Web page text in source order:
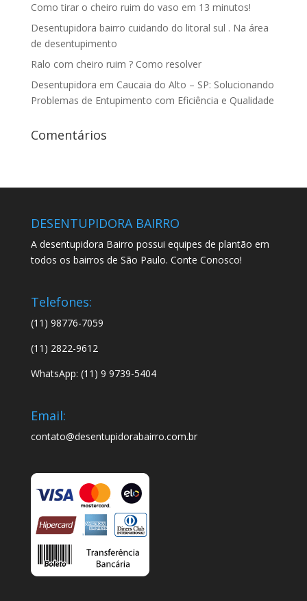
Como tirar o cheiro ruim do vaso em 13 minutos!
Desentupidora bairro cuidando do litoral sul . Na área
de desentupimento
Ralo com cheiro ruim ? Como resolver
Desentupidora em Caucaia do Alto – SP: Solucionando
Problemas de Entupimento com Eficiência e Qualidade
Comentários
DESENTUPIDORA BAIRRO
A desentupidora Bairro possui equipes de plantão em
todos os bairros de São Paulo. Conte Conosco!
Telefones:
(11) 98776-7059
(11) 2822-9612
WhatsApp: (11) 9 9739-5404
Email:
contato@desentupidorabairro.com.br